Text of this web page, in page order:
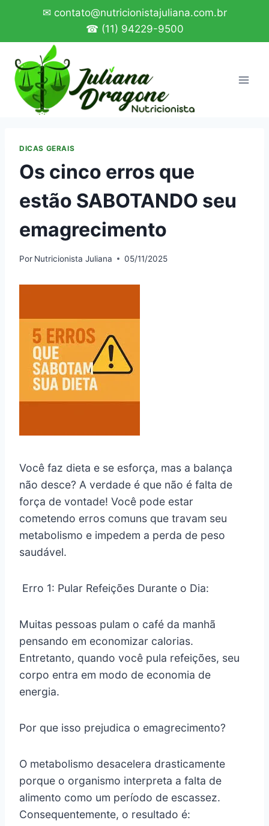
o
Conteúdo
✉ contato@nutricionistajuliana.com.br
☎ (11) 94229-9500
DICAS GERAIS
Os cinco erros que
estão SABOTANDO seu
emagrecimento
Por Nutricionista Juliana 05/11/2025
Você faz dieta e se esforça, mas a balança
não desce? A verdade é que não é falta de
força de vontade! Você pode estar
cometendo erros comuns que travam seu
metabolismo e impedem a perda de peso
saudável.
Erro 1: Pular Refeições Durante o Dia:
Muitas pessoas pulam o café da manhã
pensando em economizar calorias.
Entretanto, quando você pula refeições, seu
corpo entra em modo de economia de
energia.
Por que isso prejudica o emagrecimento?
O metabolismo desacelera drasticamente
porque o organismo interpreta a falta de
alimento como um período de escassez.
Consequentemente, o resultado é: